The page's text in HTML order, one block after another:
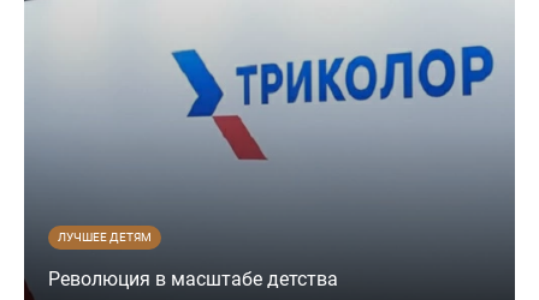
ЛУЧШЕЕ ДЕТЯМ
Революция в масштабе детства